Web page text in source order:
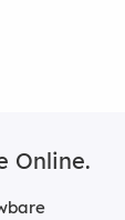
Online.